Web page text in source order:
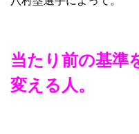
当たり前の基準
変える人。